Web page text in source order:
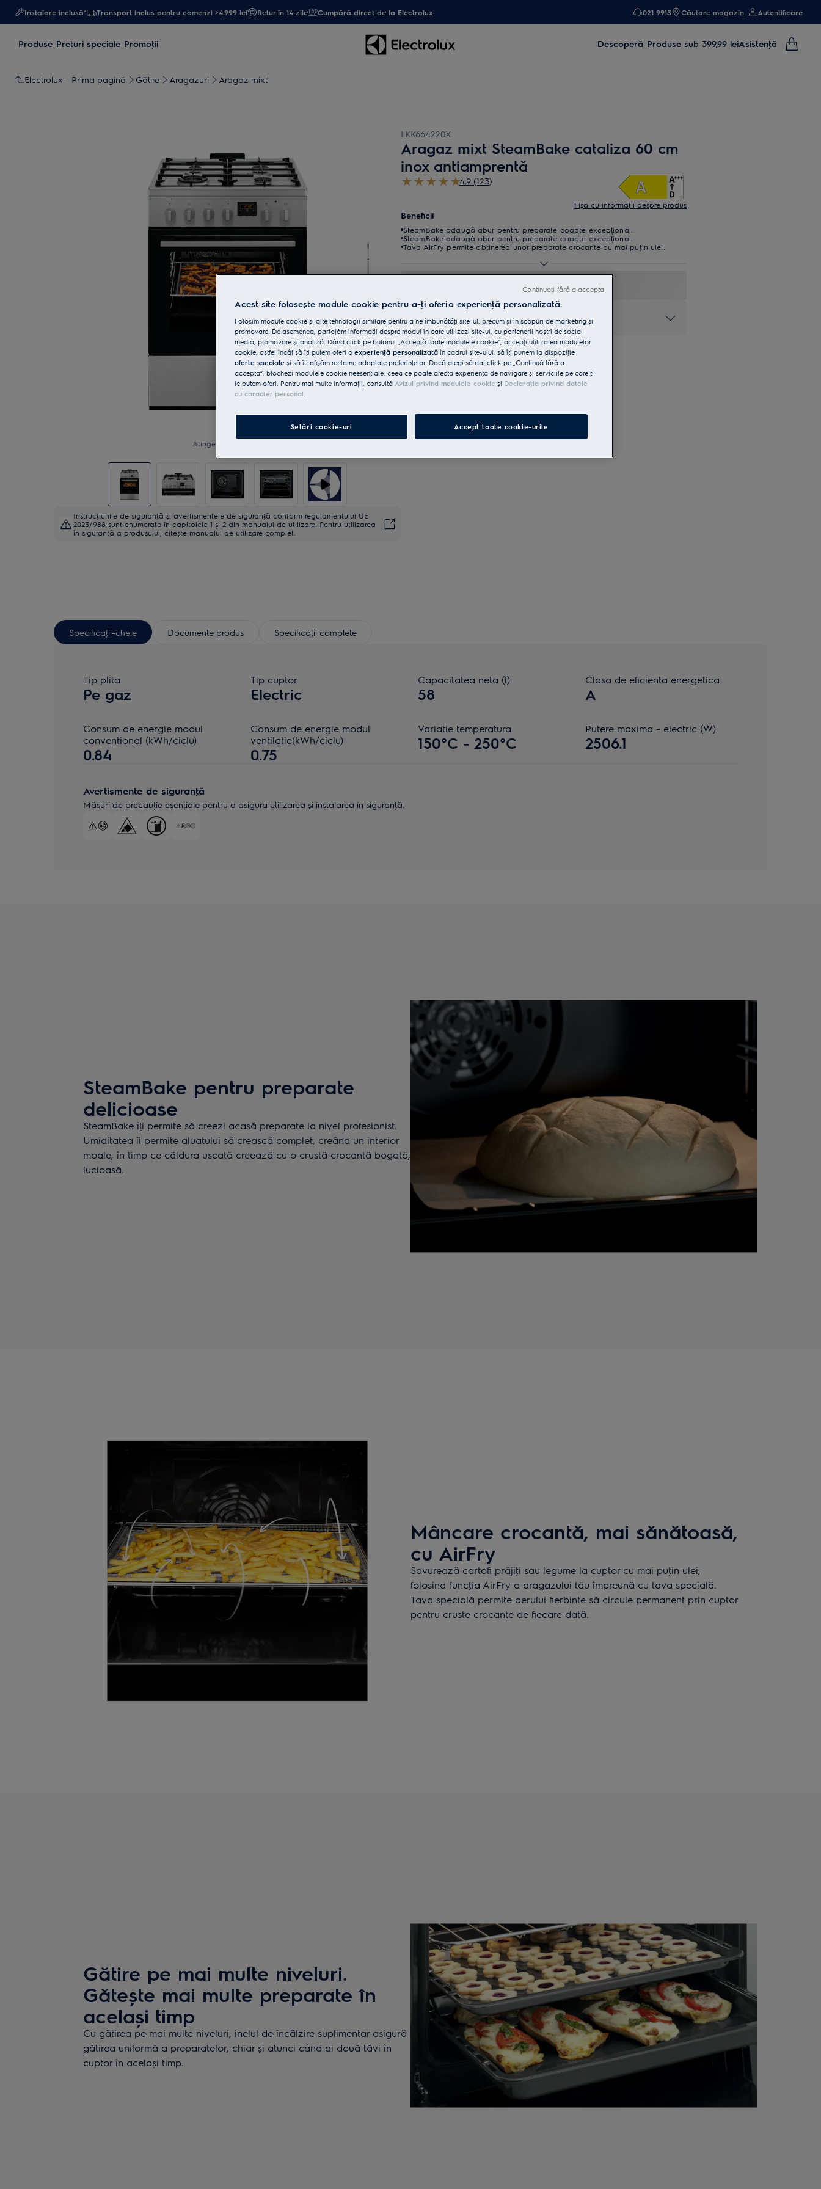
Instalare inclusă* Transport inclus pentru comenzi >4.999 lei Retur în 14 zile Cumpără direct de la Electrolux 021 9913 Căutare magazin Autentificare
Produse Preţuri speciale Promoţii Descoperă Produse sub 399,99 leiAsistenţă
Electrolux - Prima pagină Gătire Aragazuri Aragaz mixt
Atinge pentru zoom
Instrucţiunile de siguranţă și avertismentele de siguranţă conform regulamentului UE
2023/988 sunt enumerate în capitolele 1 și 2 din manualul de utilizare. Pentru utilizarea
în siguranţă a produsului, citește manualul de utilizare complet.
LKK664220X
Aragaz mixt SteamBake cataliza 60 cm
inox antiamprentă
4.9 (123)
Fișa cu informaţii despre produs
Beneficii
SteamBake adaugă abur pentru preparate coapte excepțional.
SteamBake adaugă abur pentru preparate coapte excepțional.
Tava AirFry permite obţinerea unor preparate crocante cu mai puţin ulei.
5 ani garanţie, confort asigurat
Specificaţii-cheie Documente produs Specificaţii complete
Tip plita
Pe gaz
Tip cuptor
Electric
Capacitatea neta (l)
58
Clasa de eficienta energetica
A
Consum de energie modul
conventional (kWh/ciclu)
0.84
Consum de energie modul
ventilatie(kWh/ciclu)
0.75
Variatie temperatura
150°C - 250°C
Putere maxima - electric (W)
2506.1
Avertismente de siguranţă
Măsuri de precauţie esenţiale pentru a asigura utilizarea și instalarea în siguranţă.
SteamBake pentru preparate
delicioase
SteamBake îți permite să creezi acasă preparate la nivel profesionist.
Umiditatea îi permite aluatului să crească complet, creând un interior
moale, în timp ce căldura uscată creează cu o crustă crocantă bogată,
lucioasă.
Mâncare crocantă, mai sănătoasă,
cu AirFry
Savurează cartofi prăjiţi sau legume la cuptor cu mai puţin ulei,
folosind funcţia AirFry a aragazului tău împreună cu tava specială.
Tava specială permite aerului fierbinte să circule permanent prin cuptor
pentru cruste crocante de fiecare dată.
Gătire pe mai multe niveluri.
Gătește mai multe preparate în
același timp
Cu gătirea pe mai multe niveluri, inelul de încălzire suplimentar asigură
gătirea uniformă a preparatelor, chiar și atunci când ai două tăvi în
cuptor în același timp.
Acest site folosește module cookie pentru a-ţi oferi o experienţă personalizată.
Folosim module cookie și alte tehnologii similare pentru a ne îmbunătăţi site-ul, precum și în scopuri de marketing și
promovare. De asemenea, partajăm informaţii despre modul în care utilizezi site-ul, cu partenerii noștri de social
media, promovare și analiză. Dând click pe butonul „Acceptă toate modulele cookie”, accepţi utilizarea modulelor
cookie, astfel încât să îţi putem oferi o experienţă personalizată în cadrul site-ului, să îţi punem la dispoziţie
oferte speciale și să îţi afișăm reclame adaptate preferinţelor. Dacă alegi să dai click pe „Continuă fără a
accepta”, blochezi modulele cookie neesenţiale, ceea ce poate afecta experienţa de navigare și serviciile pe care ţi
le putem oferi. Pentru mai multe informaţii, consultă Avizul privind modulele cookie și Declaraţia privind datele
cu caracter personal.
Setări cookie-uri Accept toate cookie-urile
Continuați fără a accepta